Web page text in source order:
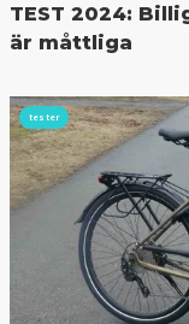
TEST 2024:
är måttliga
tester